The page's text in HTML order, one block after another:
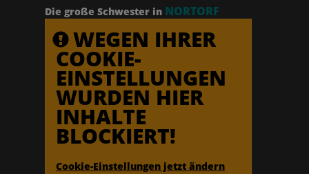
Die große Schwester in NORTORF
WEGEN IHRER
COOKIE-
EINSTELLUNGEN
WURDEN HIER
INHALTE
BLOCKIERT!
Cookie-Einstellungen jetzt ändern